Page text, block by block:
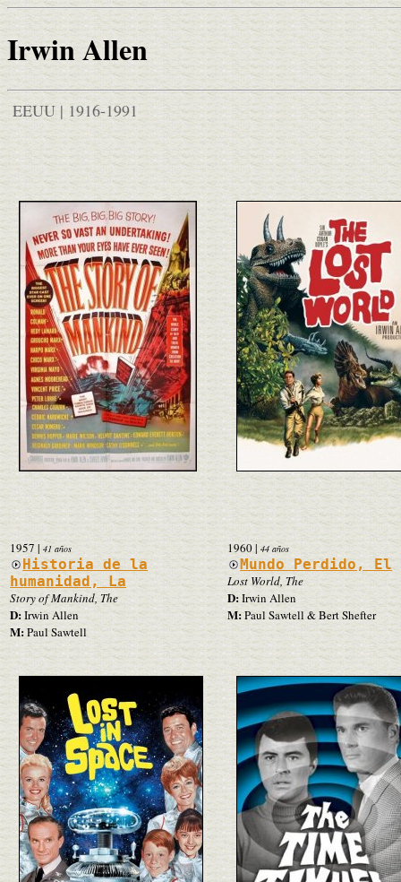
Irwin Allen
EEUU | 1916-1991
1957 | 41 años
Historia de la
humanidad, La
Story of Mankind, The
D:Irwin Allen
M:Paul Sawtell
1960| 44 años
Mundo Perdido, El
Lost World, The
D:Irwin Allen
M:Paul Sawtell & Bert Shefter